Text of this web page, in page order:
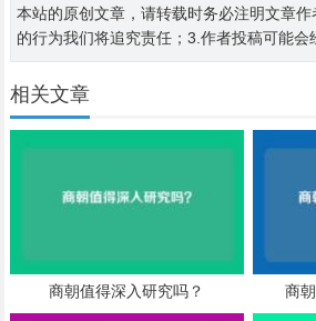
本站的原创文章，请转载时务必注明文章作
的行为我们将追究责任；3.作者投稿可能会
相关文章
商朝值得深入研究吗？ 商